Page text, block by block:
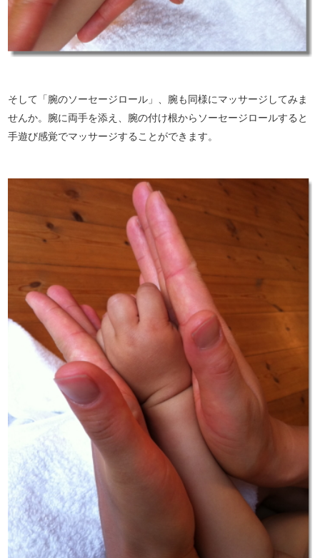
そして「腕のソーセージロール」、腕も同様にマッサージしてみま
せんか。腕に両手を添え、腕の付け根からソーセージロールすると
手遊び感覚でマッサージすることができます。